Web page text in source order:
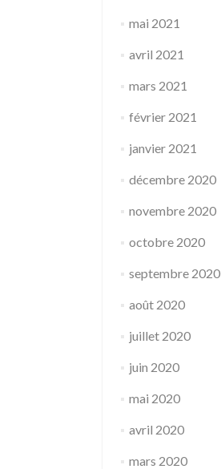
mai 2021
avril 2021
mars 2021
février 2021
janvier 2021
décembre 2020
novembre 2020
octobre 2020
septembre 2020
août 2020
juillet 2020
juin 2020
mai 2020
avril 2020
mars 2020